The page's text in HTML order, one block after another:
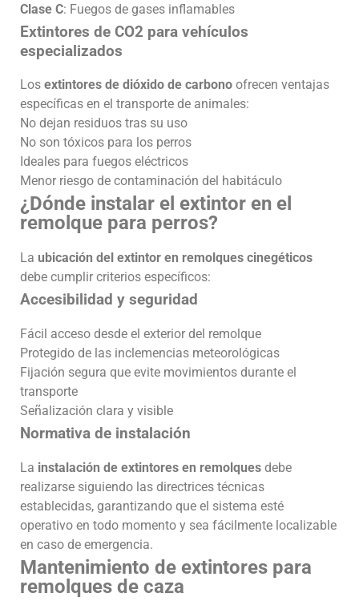
Clase C: Fuegos de gases inflamables
Extintores de CO2 para vehículos
especializados
Los extintores de dióxido de carbono ofrecen ventajas
específicas en el transporte de animales:
No dejan residuos tras su uso
No son tóxicos para los perros
Ideales para fuegos eléctricos
Menor riesgo de contaminación del habitáculo
¿Dónde instalar el extintor en el
remolque para perros?
La ubicación del extintor en remolques cinegéticos
debe cumplir criterios específicos:
Accesibilidad y seguridad
Fácil acceso desde el exterior del remolque
Protegido de las inclemencias meteorológicas
Fijación segura que evite movimientos durante el
transporte
Señalización clara y visible
Normativa de instalación
La instalación de extintores en remolques debe
realizarse siguiendo las directrices técnicas
establecidas, garantizando que el sistema esté
operativo en todo momento y sea fácilmente localizable
en caso de emergencia.
Mantenimiento de extintores para
remolques de caza